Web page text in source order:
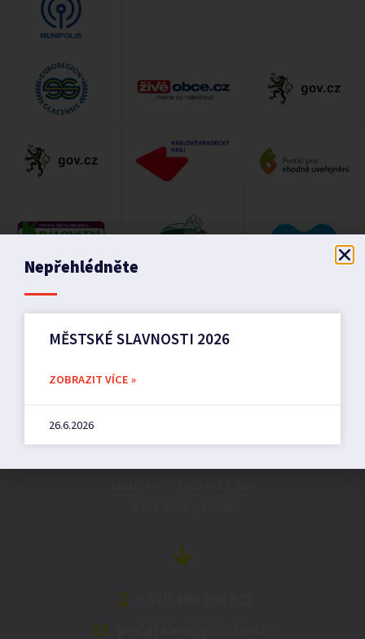
Město Pilníkov
Náměstí 36,
Nepřehlédněte
MĚSTSKÉ SLAVNOSTI 2026
ZOBRAZIT VÍCE »
26.6.2026